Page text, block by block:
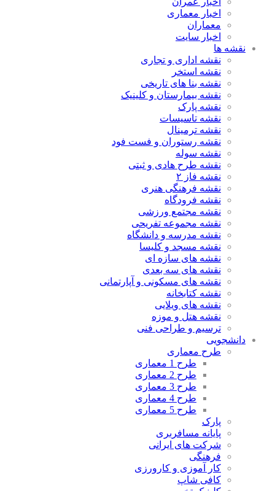
اخبار معماری
معماران
اخبار سایت
نقشه ها
نقشه اداری و تجاری
نقشه استخر
نقشه بنا های تاریخی
نقشه بیمارستان و کلینیک
نقشه پارک
نقشه تاسیسات
نقشه ترمینال
نقشه رستوران و فست فود
نقشه سوله
نقشه طرح هادی و ثبتی
نقشه فاز ۲
نقشه فرهنگی هنری
نقشه فرودگاه
نقشه مجتمع ورزشی
نقشه مجموعه تفریحی
نقشه مدرسه و دانشگاه
نقشه مسجد و کلیسا
نقشه های سازه ای
نقشه های سه بعدی
نقشه های مسکونی و آپارتمانی
نقشه کتابخانه
نقشه های ویلایی
نقشه هتل و موزه
ترسیم و طراحی فنی
دانشجویی
طرح معماری
طرح 1 معماری
طرح 2 معماری
طرح 3 معماری
طرح 4 معماری
طرح 5 معماری
پارک
پایانه مسافربری
شرکت های ایرانی
فرهنگی
کار آموزی و کارورزی
کافی شاپ